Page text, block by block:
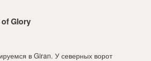
Glory
в Giran. У северных ворот